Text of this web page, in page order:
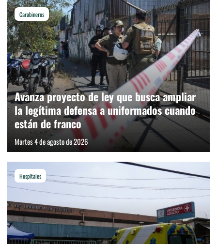
Carabineros
Avanza proyecto de ley que busca ampliar
la legítima defensa a uniformados cuando
están de franco
Martes 4 de agosto de 2026
Hospitales